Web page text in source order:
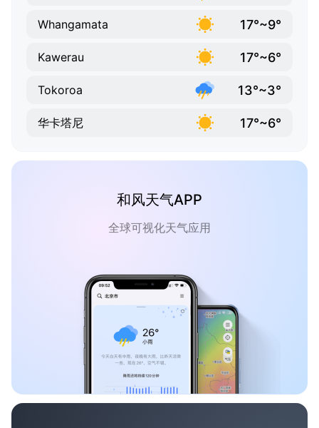
Whangamata 17°~9°
Kawerau 17°~6°
Tokoroa 13°~3°
华卡塔尼 17°~6°
和风天气APP
全球可视化天气应用